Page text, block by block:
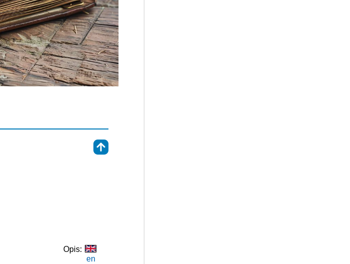
Opis:
en